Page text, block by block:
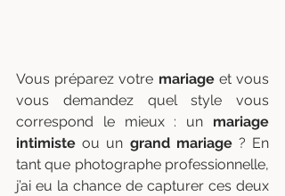
Vous préparez votre mariage et vous
vous demandez quel style vous
correspond le mieux : un mariage
intimiste ou un grand mariage ? En
tant que photographe professionnelle,
j’ai eu la chance de capturer ces deux